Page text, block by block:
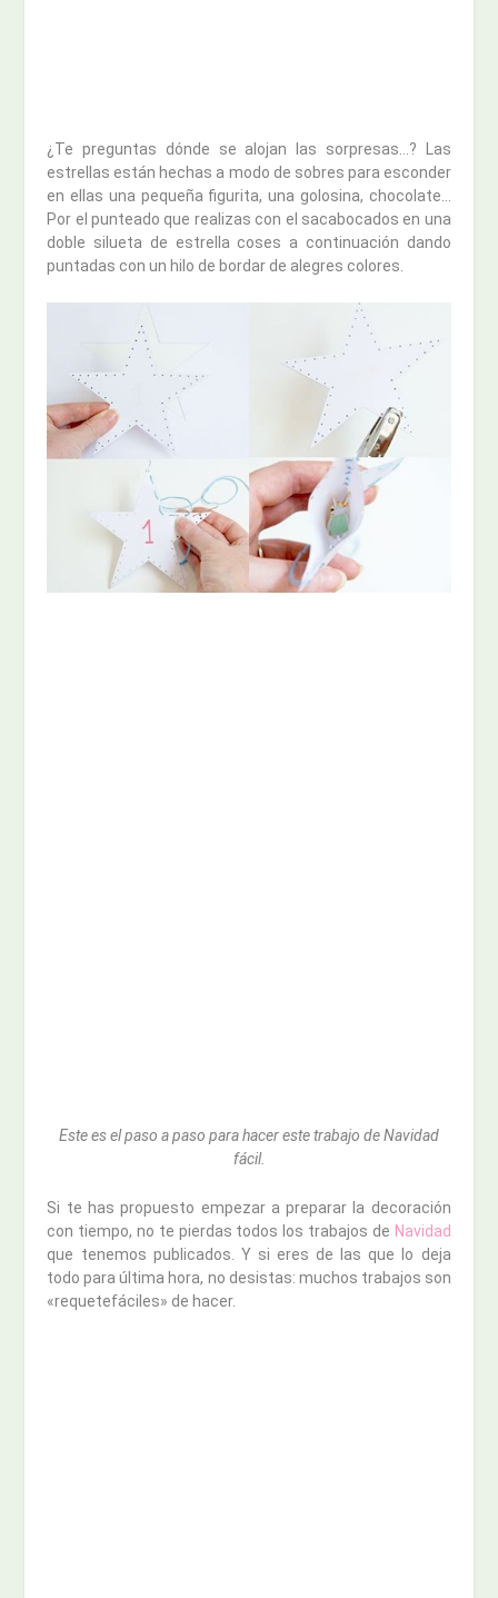
¿Te preguntas dónde se alojan las sorpresas…? Las
estrellas están hechas a modo de sobres para esconder
en ellas una pequeña figurita, una golosina, chocolate…
Por el punteado que realizas con el sacabocados en una
doble silueta de estrella coses a continuación dando
puntadas con un hilo de bordar de alegres colores.
Este es el paso a paso para hacer este trabajo de Navidad
fácil.
Si te has propuesto empezar a preparar la decoración
con tiempo, no te pierdas todos los trabajos de Navidad
que tenemos publicados. Y si eres de las que lo deja
todo para última hora, no desistas: muchos trabajos son
«requetefáciles» de hacer.